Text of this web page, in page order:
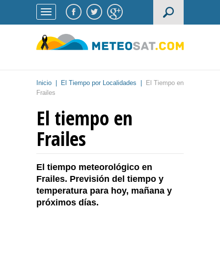
Inicio El Tiempo por Localidades
El Tiempo en
Frailes
El tiempo en
Frailes
El tiempo meteorológico en
Frailes. Previsión del tiempo y
temperatura para hoy, mañana y
próximos días.